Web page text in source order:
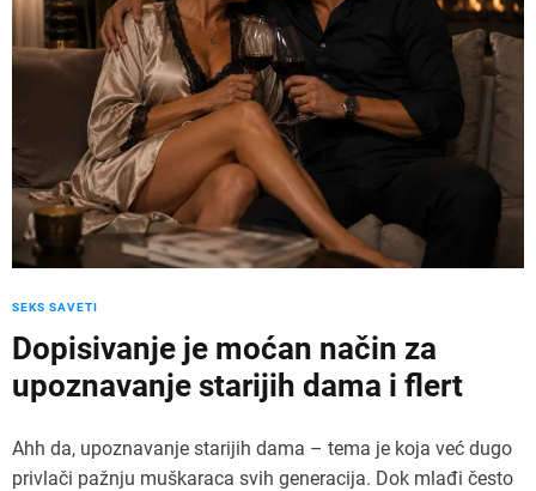
SEKS SAVETI
Dopisivanje je moćan način za
upoznavanje starijih dama i flert
Ahh da, upoznavanje starijih dama – tema je koja već dugo
privlači pažnju muškaraca svih generacija. Dok mlađi često